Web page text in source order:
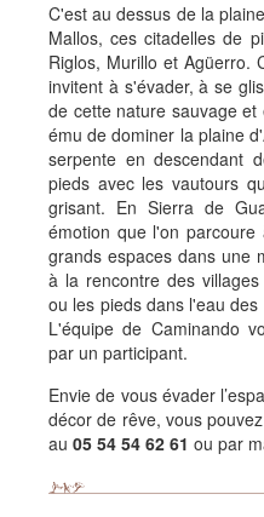
C'est au dessus de la
Mallos, ces citadelles de
Riglos, Murillo et Agüerro.
invitent à s'évader, à se
de cette nature sauvage
ému de dominer la plaine
serpente en descendant
pieds avec les vautours
grisant. En Sierra de
émotion que l'on
grands espaces dans une
à la rencontre des
ou les pieds dans l'eau
L'équipe de Caminando
par un participant.
Envie de vous évader
décor de rêve, vous
au 05 54 54 62 61 ou par